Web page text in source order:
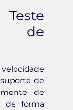
de
de
de
de forma